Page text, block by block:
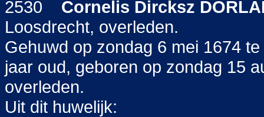
2530 Cornelis Dircksz
Loosdrecht, overleden.
Gehuwd op zondag 6 mei 1674
jaar oud, geboren op zondag 15
overleden.
Uit dit huwelijk: